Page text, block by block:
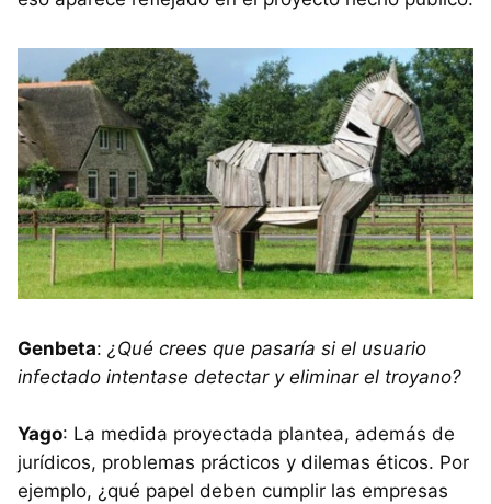
Genbeta: ¿Qué crees que pasaría si el usuario
infectado intentase detectar y eliminar el troyano?
Yago: La medida proyectada plantea, además de
jurídicos, problemas prácticos y dilemas éticos. Por
ejemplo, ¿qué papel deben cumplir las empresas